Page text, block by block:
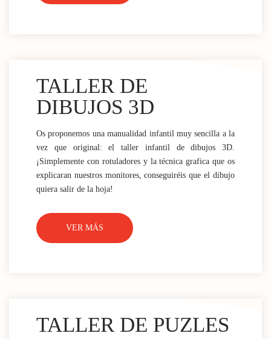
TALLER DE
DIBUJOS 3D
Os proponemos una manualidad infantil muy sencilla a la
vez que original: el taller infantil de dibujos 3D.
¡Simplemente con rotuladores y la técnica grafica que os
explicaran nuestros monitores, conseguiréis que el dibujo
quiera salir de la hoja!
VER MÁS
TALLER DE PUZLES